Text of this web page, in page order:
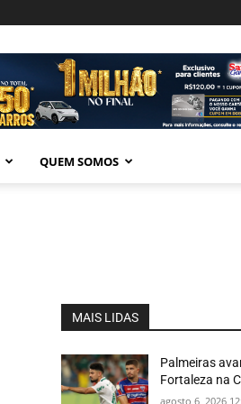
QUEM SOMOS
MAIS LIDAS
Palmeiras
Fortaleza na
agosto 6, 2026